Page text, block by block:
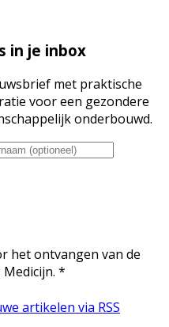
in je inbox
met praktische
voor een gezondere
onderbouwd.
het ontvangen van de
*
artikelen via RSS